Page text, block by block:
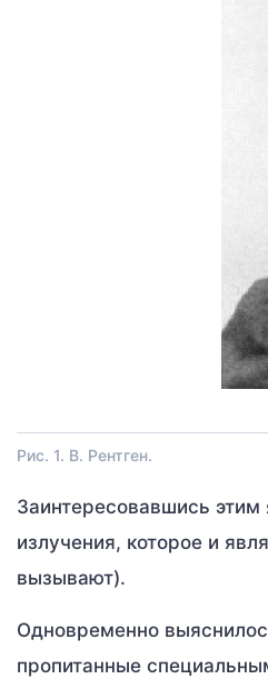
Рис. 1. В. Рентген.
Заинтересовавшись
излучения, которое и
вызывают).
Одновременно
пропитанные